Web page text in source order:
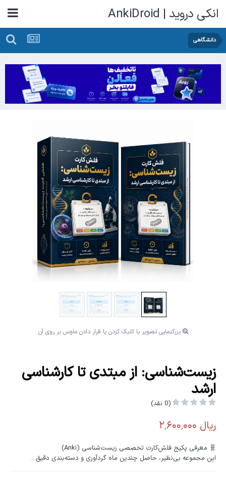
انکی دروید | AnkiDroid
دانشگاهی
بزرگنمایی تصویر با کلیک کردن یا قرار دادن ماوس بر روی آن
زیست‌شناسی: از مبتدی تا کارشناسی
ارشد
(0 نقد)
🧬 معرفی پکیج فلش‌کارت تخصصی زیست‌شناسی (Anki)
این مجموعه بی‌نظیر، حاصل چندین ماه گردآوری و دسته‌بندی دقیق...